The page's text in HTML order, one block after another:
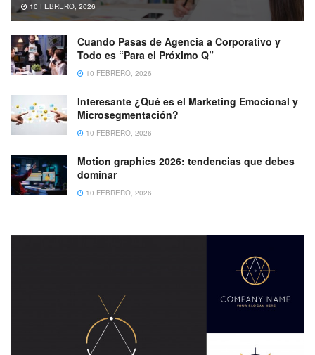
10 FEBRERO, 2026
Cuando Pasas de Agencia a Corporativo y
Todo es “Para el Próximo Q”
10 FEBRERO, 2026
Interesante ¿Qué es el Marketing Emocional y
Microsegmentación?
10 FEBRERO, 2026
Motion graphics 2026: tendencias que debes
dominar
10 FEBRERO, 2026